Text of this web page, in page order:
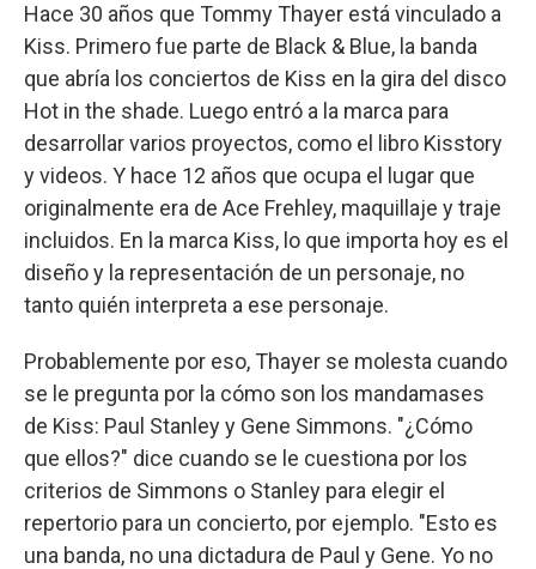
Hace 30 años que Tommy Thayer está vinculado a
Kiss. Primero fue parte de Black & Blue, la banda
que abría los conciertos de Kiss en la gira del disco
Hot in the shade. Luego entró a la marca para
desarrollar varios proyectos, como el libro Kisstory
y videos. Y hace 12 años que ocupa el lugar que
originalmente era de Ace Frehley, maquillaje y traje
incluidos. En la marca Kiss, lo que importa hoy es el
diseño y la representación de un personaje, no
tanto quién interpreta a ese personaje.
Probablemente por eso, Thayer se molesta cuando
se le pregunta por la cómo son los mandamases
de Kiss: Paul Stanley y Gene Simmons. "¿Cómo
que ellos?" dice cuando se le cuestiona por los
criterios de Simmons o Stanley para elegir el
repertorio para un concierto, por ejemplo. "Esto es
una banda, no una dictadura de Paul y Gene. Yo no